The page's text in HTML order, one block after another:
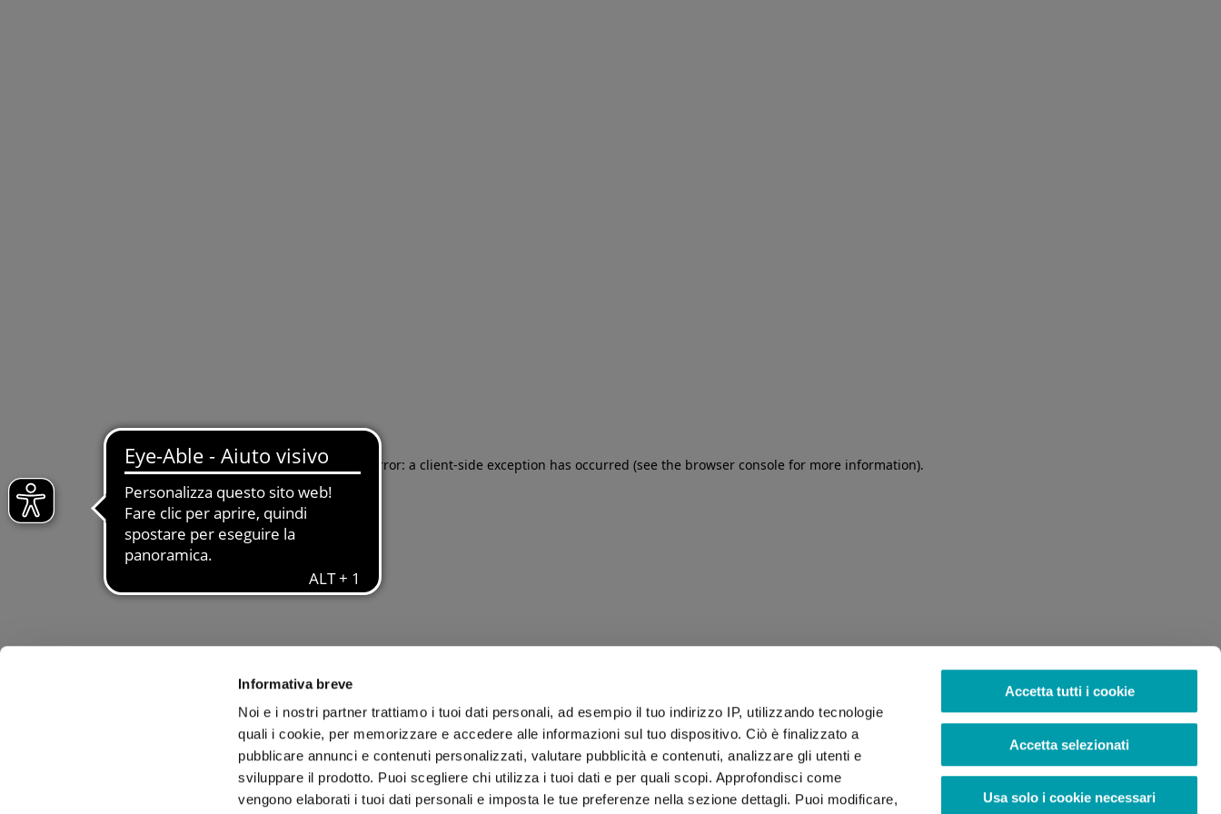
Informativa breve
Noi e i nostri partner trattiamo i tuoi dati personali, ad esempio il tuo indirizzo IP, utilizzando tecnologie
quali i cookie, per memorizzare e accedere alle informazioni sul tuo dispositivo. Ciò è finalizzato a
pubblicare annunci e contenuti personalizzati, valutare pubblicità e contenuti, analizzare gli utenti e
sviluppare il prodotto. Puoi scegliere chi utilizza i tuoi dati e per quali scopi. Approfondisci come
vengono elaborati i tuoi dati personali e imposta le tue preferenze nella sezione dettagli. Puoi modificare,
Accetta tutti i cookie
Accetta selezionati
Usa solo i cookie necessari
Application error: a client-side exception has occurred (see the browser console for more information).